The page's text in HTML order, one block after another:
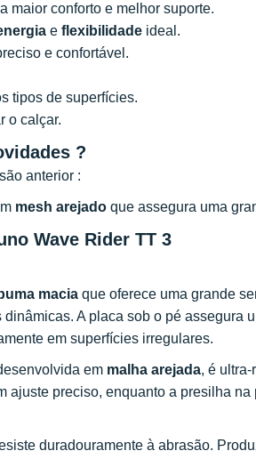
maior conforto e melhor suporte.
e flexibilidade ideal.
e confortável.
tipos de superfícies.
o calçar.
?
anterior :
mesh arejado que assegura uma
Wave Rider TT 3
macia que oferece uma grande
A placa sob o pé assegura
em superfícies irregulares.
em malha arejada, é
ajuste preciso, enquanto a presilha
duradouramente à abrasão.